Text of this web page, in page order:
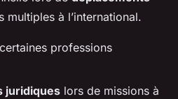
multiples à l’international.
professions
juridiques lors de missions à